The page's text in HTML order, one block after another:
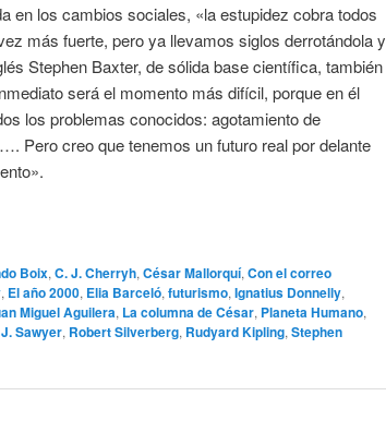
en los cambios sociales, «la estupidez cobra todos
más fuerte, pero ya llevamos siglos derrotándola y
Stephen Baxter, de sólida base científica, también
será el momento más difícil, porque en él
los problemas conocidos: agotamiento de
Pero creo que tenemos un futuro real por delante
Boix, C. J. Cherryh, César Mallorquí, Con el correo
, El año 2000, Elia Barceló, futurismo, Ignatius Donnelly,
Miguel Aguilera, La columna de César, Planeta Humano,
Sawyer, Robert Silverberg, Rudyard Kipling, Stephen